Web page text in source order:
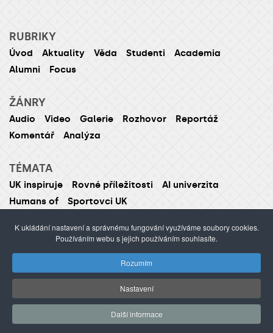
RUBRIKY
Úvod Aktuality Věda Studenti
Academia
Alumni
Focus
ŽÁNRY
Audio Video Galerie Rozhovor
Reportáž
Komentář
Analýza
TÉMATA
UK inspiruje Rovné příležitosti
AI univerzita
Humans of
Sportovci UK
Publikování nebo šíření obsahu je zakázáno bez
předchozího souhlasu.
©2012–2026Univerzita Karlova /webdesign Agionet
s.r.o.
K ukládání nastavení a správnému fungování využíváme soubory cookies.
Používáním webu s jejich používáním souhlasíte.
Rozumím
Nastavení
Další informace